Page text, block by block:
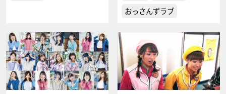
おっさんずラブ